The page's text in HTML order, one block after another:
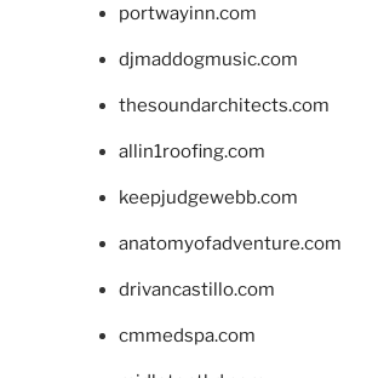
portwayinn.com
djmaddogmusic.com
thesoundarchitects.com
allin1roofing.com
keepjudgewebb.com
anatomyofadventure.com
drivancastillo.com
cmmedspa.com